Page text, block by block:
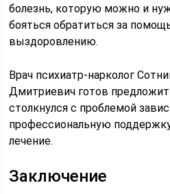
болезнь, которую можно и
бояться обратиться за
выздоровлению.
Врач психиатр-нарколог
Дмитриевич готов
столкнулся с проблемой
профессиональную
лечение.
Заключение